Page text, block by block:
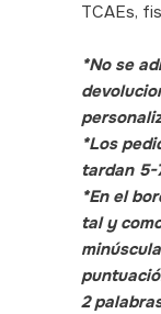
TCAEs,
*No se
*Los
tardan 5-
*En el
tal y
2